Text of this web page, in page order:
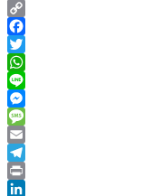
Copy
Link
Facebook
Twitter
WhatsApp
Line
Messenger
Message
Email
Telegram
Print